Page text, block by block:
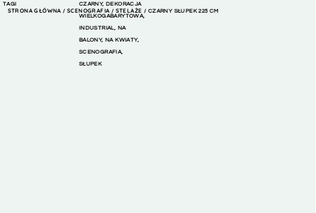
TAGI CZARNY, DEKORACJA
WIELKOGABARYTOWA,
INDUSTRIAL, NA
BALONY, NA KWIATY,
SCENOGRAFIA,
SŁUPEK
STRONA GŁÓWNA /SCENOGRAFIA / STELAŻE / CZARNY SŁUPEK 225 CM